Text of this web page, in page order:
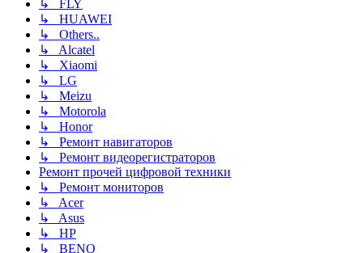
↳ FLY
↳ HUAWEI
↳ Others..
↳ Alcatel
↳ Xiaomi
↳ LG
↳ Meizu
↳ Motorola
↳ Honor
↳ Ремонт навигаторов
↳ Ремонт видеорегистраторов
Ремонт прочей цифровой техники
↳ Ремонт мониторов
↳ Acer
↳ Asus
↳ HP
↳ BENQ